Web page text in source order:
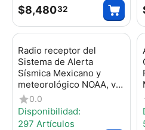
$8,48032
Radio receptor del
Sistema de Alerta
Sísmica Mexicano y
meteorológico NOAA, vía
radio en VHF y mediante
códigos EAS-SAME
WR120DSP
0.0
Disponibilidad:
297 Artículos